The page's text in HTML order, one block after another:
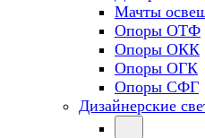
Мачты
Опоры ОТФ
Опоры ОКК
Опоры ОГК
Опоры СФГ
Дизайнерские